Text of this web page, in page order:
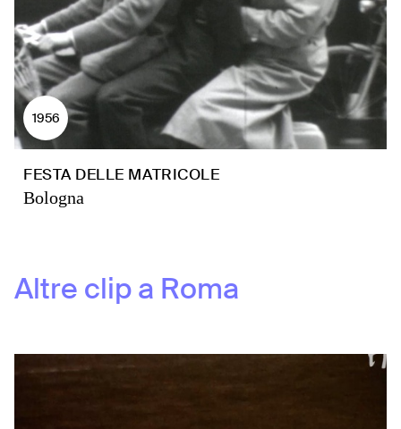
1956
FESTA DELLE MATRICOLE
Bologna
Altre clip a Roma